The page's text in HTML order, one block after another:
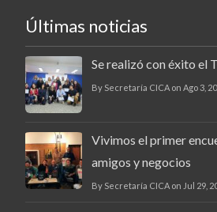
Últimas noticias
Se realizó con éxito el
By Secretaría CICA on Ago 3,
Vivimos el primer
amigos y negocios
By Secretaría CICA on Jul 29,